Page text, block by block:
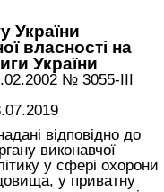
України
власності на
України
№ 3055-III
відповідно до
виконавчої
у сфері охорони
у приватну